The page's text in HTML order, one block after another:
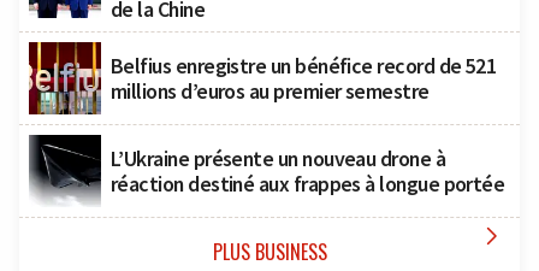
de la Chine
Belfius enregistre un bénéfice record de 521
millions d’euros au premier semestre
L’Ukraine présente un nouveau drone à
réaction destiné aux frappes à longue portée
PLUS BUSINESS 